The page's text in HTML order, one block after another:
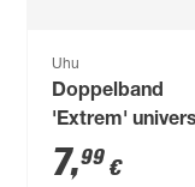
Uhu
Doppelband
'Extrem'
1,5 m
7,99 €